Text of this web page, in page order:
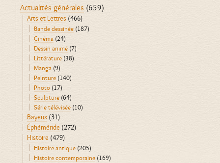
Actualités générales (659)
Arts et Lettres (466)
Bande dessinée (187)
Cinéma (24)
Dessin animé (7)
Littérature (38)
Manga (9)
Peinture (140)
Photo (17)
Sculpture (64)
Série télévisée (10)
Bayeux (31)
Éphéméride (272)
Histoire (479)
Histoire antique (205)
Histoire contemporaine (169)